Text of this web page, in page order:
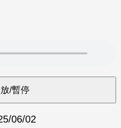
06/02